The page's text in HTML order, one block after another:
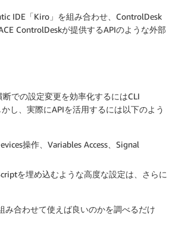
IDE「Kiro」を組み合わせ、ControlDesk
ControlDeskが提供するAPIのような外部
での設定変更を効率化するにはCLI
し、実際にAPIを活用するには以下のよう
操作、Variables Access、Signal
を埋め込むような高度な設定は、さらに
み合わせて使えば良いのかを調べるだけ